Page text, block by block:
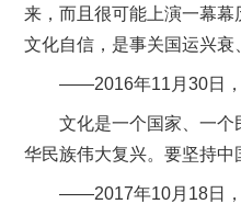
来，而且很可能上演一幕
文化自信，是事关国运兴衰
——2016年11月30日，习
文化是一个国家、一个民
华民族伟大复兴。要坚持中
——2017年10月18日，习